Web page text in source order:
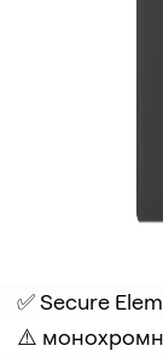
✅ Secure
⚠️